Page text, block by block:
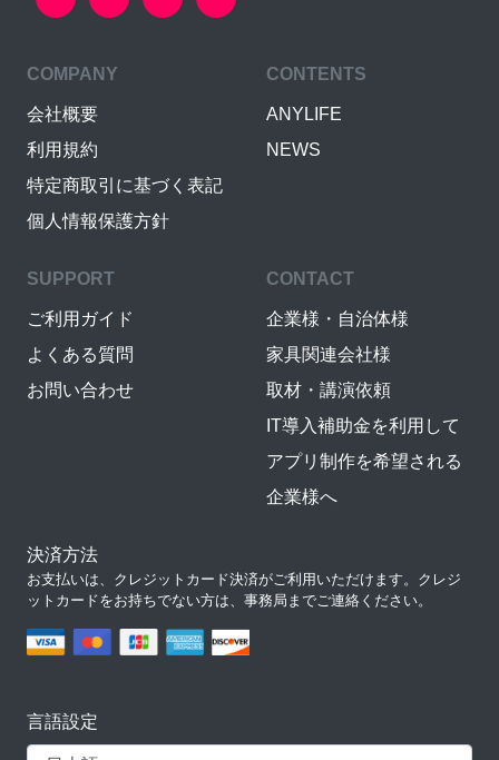
COMPANY
会社概要
利用規約
特定商取引に基づく表記
個人情報保護方針
CONTENTS
ANYLIFE
NEWS
SUPPORT
ご利用ガイド
よくある質問
お問い合わせ
CONTACT
企業様・自治体様
家具関連会社様
取材・講演依頼
IT導入補助金を利用して
アプリ制作を希望される
企業様へ
決済方法
お支払いは、クレジットカード決済がご利用いただけます。クレジ
ットカードをお持ちでない方は、事務局までご連絡ください。
言語設定